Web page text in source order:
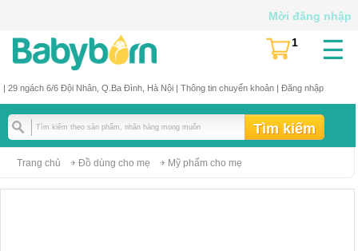
| 29 ngách 6/6 Đội Nhân, Q.Ba Đình, Hà Nội | Thông tin chuyển khoản| Đăng nhập
☰
(
1
Mời đăng nhập
Trang chủ Đồ dùng cho mẹ Mỹ phẩm cho mẹ